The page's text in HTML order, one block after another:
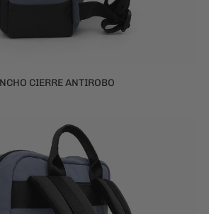
CIERRE ANTIROBO